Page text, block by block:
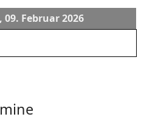
Februar 2026